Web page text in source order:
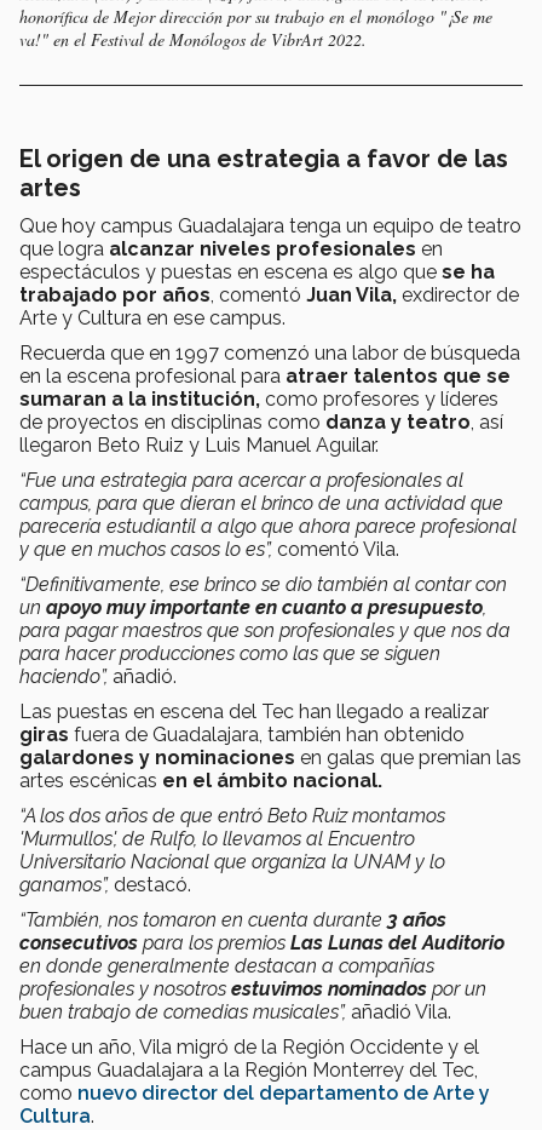
honorífica de Mejor dirección por su trabajo en el monólogo "¡Se me
va!" en el Festival de Monólogos de VibrArt 2022.
El origen de una estrategia a favor de las
artes
Que hoy campus Guadalajara tenga un equipo de teatro
que logra alcanzar niveles profesionales en
espectáculos y puestas en escena es algo que se ha
trabajado por años, comentó Juan Vila, exdirector de
Arte y Cultura en ese campus.
Recuerda que en 1997 comenzó una labor de búsqueda
en la escena profesional para atraer talentos que se
sumaran a la institución, como profesores y líderes
de proyectos en disciplinas como danza y teatro, así
llegaron Beto Ruiz y Luis Manuel Aguilar.
“Fue una estrategia para acercar a profesionales al
campus, para que dieran el brinco de una actividad que
parecería estudiantil a algo que ahora parece profesional
y que en muchos casos lo es”, comentó Vila.
“Definitivamente, ese brinco se dio también al contar con
un apoyo muy importante en cuanto a presupuesto,
para pagar maestros que son profesionales y que nos da
para hacer producciones como las que se siguen
haciendo”, añadió.
Las puestas en escena del Tec han llegado a realizar
giras fuera de Guadalajara, también han obtenido
galardones y nominaciones en galas que premian las
artes escénicas en el ámbito nacional.
“A los dos años de que entró Beto Ruiz montamos
'Murmullos', de Rulfo, lo llevamos al Encuentro
Universitario Nacional que organiza la UNAM y lo
ganamos”, destacó.
“También, nos tomaron en cuenta durante 3 años
consecutivos para los premios Las Lunas del Auditorio
en donde generalmente destacan a compañías
profesionales y nosotros estuvimos nominados por un
buen trabajo de comedias musicales”, añadió Vila.
Hace un año, Vila migró de la Región Occidente y el
campus Guadalajara a la Región Monterrey del Tec,
como nuevo director del departamento de Arte y
Cultura.